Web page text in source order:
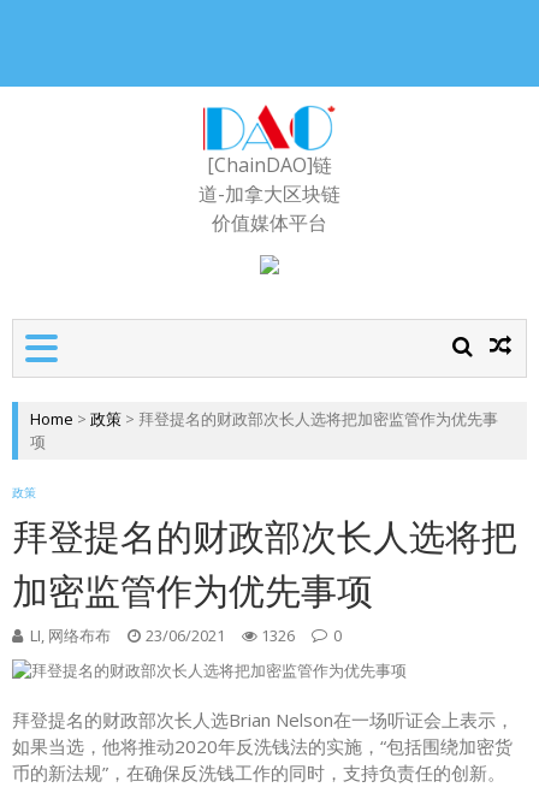
[ChainDAO]链
道-加拿大区块链
价值媒体平台
Home > 政策 > 拜登提名的财政部次长人选将把加密监管作为优先事
项
政策
拜登提名的财政部次长人选将把
加密监管作为优先事项
LI, 网络布布 23/06/2021 1326 0
拜登提名的财政部次长人选Brian Nelson在一场听证会上表示，
如果当选，他将推动2020年反洗钱法的实施，“包括围绕加密货
币的新法规”，在确保反洗钱工作的同时，支持负责任的创新。